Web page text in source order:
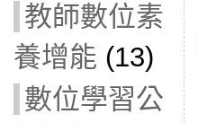
教師數位素
養增能 (13)
數位學習公